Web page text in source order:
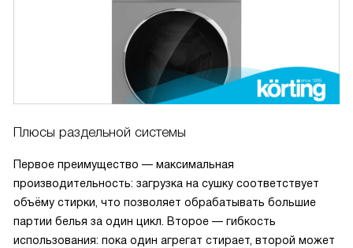
Плюсы раздельной системы
Первое преимущество — максимальная
производительность: загрузка на сушку соответствует
объёму стирки, что позволяет обрабатывать большие
партии белья за один цикл. Второе — гибкость
использования: пока один агрегат стирает, второй может